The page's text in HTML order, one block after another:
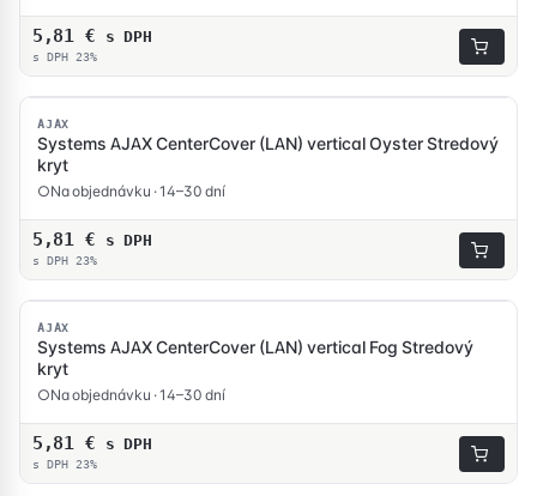
5,81 € s DPH
s DPH 23%
AJAX
Systems AJAX CenterCover (LAN) vertical Oyster Stredový
kryt
Na objednávku · 14–30 dní
5,81 € s DPH
s DPH 23%
AJAX
Systems AJAX CenterCover (LAN) vertical Fog Stredový
kryt
Na objednávku · 14–30 dní
5,81 € s DPH
s DPH 23%